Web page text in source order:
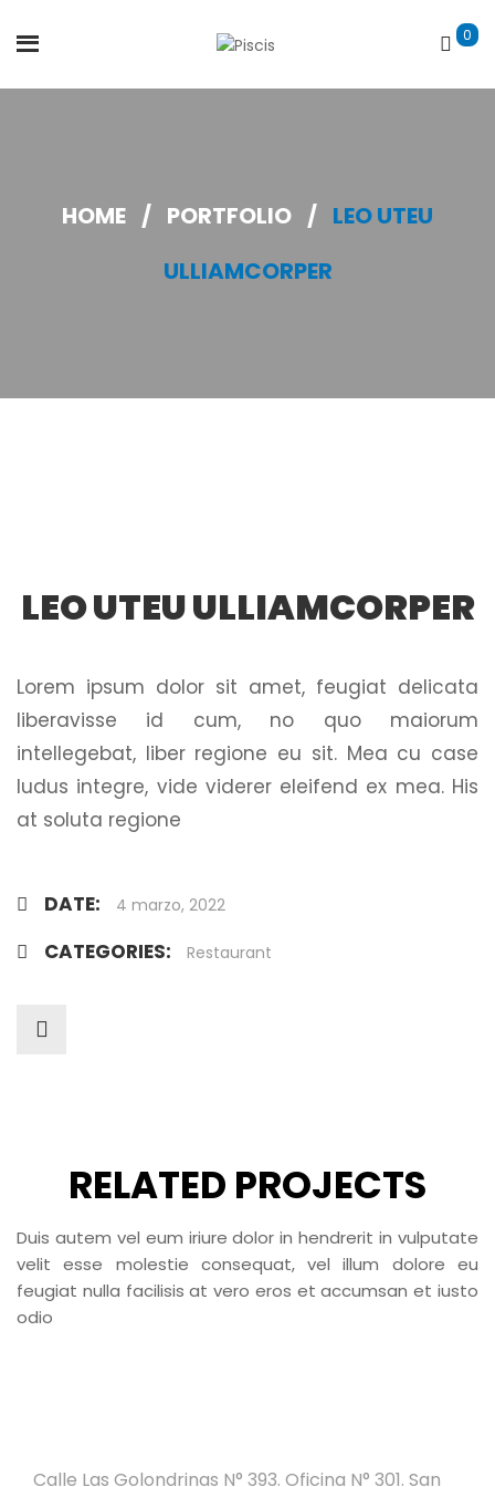
0
HOME / PORTFOLIO / LEO UTEU
ULLIAMCORPER
LEO UTEU ULLIAMCORPER
Lorem ipsum dolor sit amet, feugiat delicata
liberavisse id cum, no quo maiorum
intellegebat, liber regione eu sit. Mea cu case
ludus integre, vide viderer eleifend ex mea. His
at soluta regione
DATE: 4 marzo, 2022
CATEGORIES: Restaurant
RELATED PROJECTS
Duis autem vel eum iriure dolor in hendrerit in vulputate
velit esse molestie consequat, vel illum dolore eu
feugiat nulla facilisis at vero eros et accumsan et iusto
odio
Calle Las Golondrinas N° 393. Oficina N° 301. San